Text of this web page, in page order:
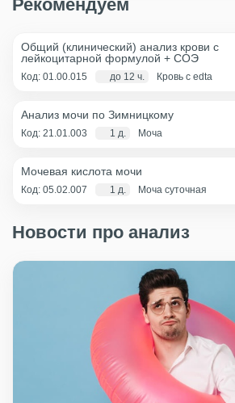
Рекомендуем
Общий (клинический) анализ крови с
лейкоцитарной формулой + COЭ
Код: 01.00.015 до 12 ч. Кровь с edta
Анализ мочи по Зимницкому
Код: 21.01.003 1 д. Моча
Мочевая кислота мочи
Код: 05.02.007 1 д. Моча суточная
Новости про анализ